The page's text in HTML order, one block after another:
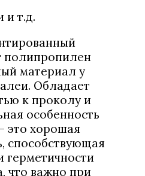
и т.д.
материал у
Обладает
к проколу и
особенность
это хорошая
способствующая
герметичности
что важно при